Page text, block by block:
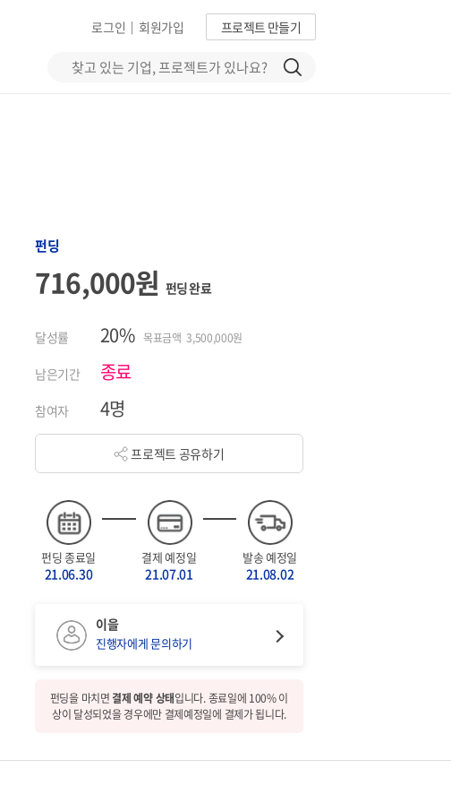
프로젝트 만들기
회원가입
|
로그인
펀딩
716,000원 펀딩 완료
달성률 20% 목표금액 3,500,000원
남은기간 종료
참여자 4명
프로젝트 공유하기
펀딩 종료일
21.06.30
결제 예정일
21.07.01
발송 예정일
21.08.02
이을
진행자에게 문의하기
펀딩을 마치면결제 예약 상태입니다. 종료일에 100% 이
상이 달성되었을 경우에만 결제예정일에 결제가 됩니다.